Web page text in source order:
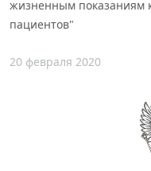
жизненным показаниям
пациентов"
20 февраля 2020